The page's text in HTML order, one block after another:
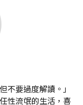
不要過度解讀。」
性流氓的生活，喜